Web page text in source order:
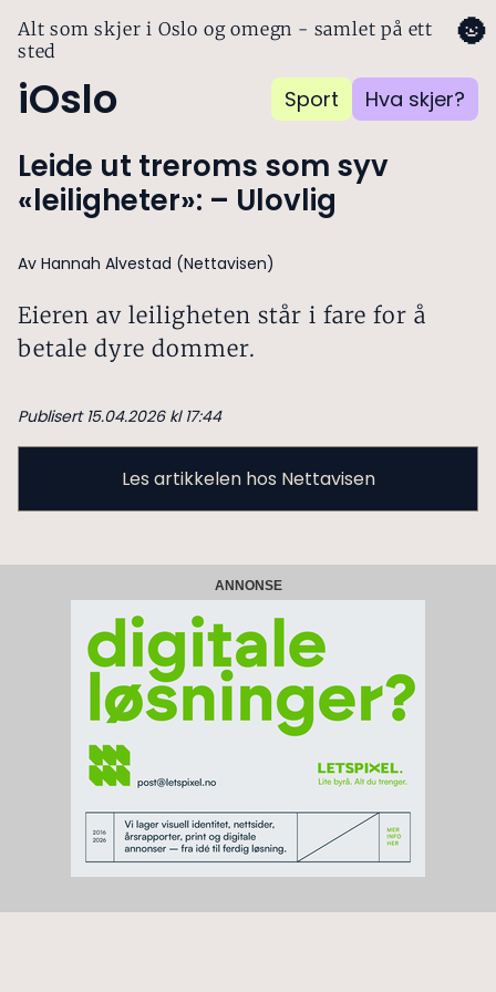
Alt som skjer i Oslo og omegn - samlet på ett
sted
iOslo Sport Hva skjer?
🌚
Leide ut treroms som syv
«leiligheter»: – Ulovlig
Av Hannah Alvestad (Nettavisen)
Eieren av leiligheten står i fare for å
betale dyre dommer.
Publisert 15.04.2026 kl 17:44
Les artikkelen hos Nettavisen
ANNONSE